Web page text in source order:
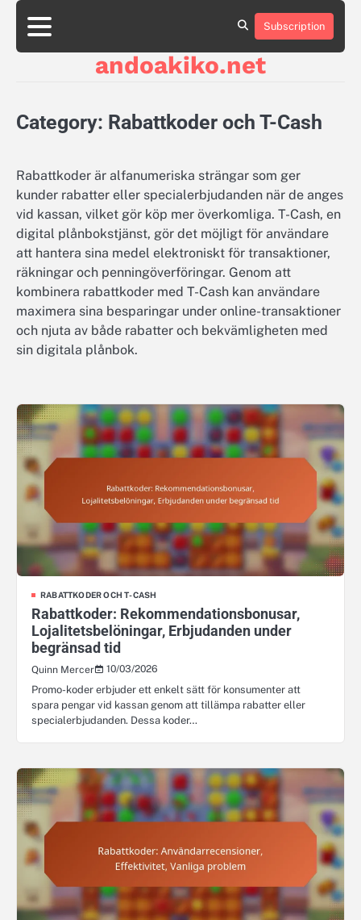
Skip
content
About
Contact
Cookie
Privacy
Sitemap
Terms
Conditions
Subscription
andoakiko.net
Category: Rabattkoder och T-Cash
Rabattkoder är alfanumeriska strängar som ger
kunder rabatter eller specialerbjudanden när de anges
vid kassan, vilket gör köp mer överkomliga. T-Cash, en
digital plånbokstjänst, gör det möjligt för användare
att hantera sina medel elektroniskt för transaktioner,
räkningar och penningöverföringar. Genom att
kombinera rabattkoder med T-Cash kan användare
maximera sina besparingar under online-transaktioner
och njuta av både rabatter och bekvämligheten med
sin digitala plånbok.
RABATTKODER OCH T-CASH
Rabattkoder: Rekommendationsbonusar,
Lojalitetsbelöningar, Erbjudanden under
begränsad tid
Quinn Mercer
10/03/2026
Promo-koder erbjuder ett enkelt sätt för konsumenter att
spara pengar vid kassan genom att tillämpa rabatter eller
specialerbjudanden. Dessa koder…